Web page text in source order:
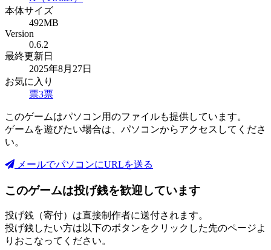
本体サイズ
492MB
Version
0.6.2
最終更新日
2025年8月27日
お気に入り
票3票
このゲームはパソコン用のファイルも提供しています。
ゲームを遊びたい場合は、パソコンからアクセスしてくださ
い。
メールでパソコンにURLを送る
このゲームは投げ銭を歓迎しています
投げ銭（寄付）は直接制作者に送付されます。
投げ銭したい方は以下のボタンをクリックした先のページよ
りおこなってください。